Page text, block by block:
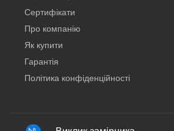
Сертифікати
Про компанію
Як купити
Гарантія
Політика конфіденційності